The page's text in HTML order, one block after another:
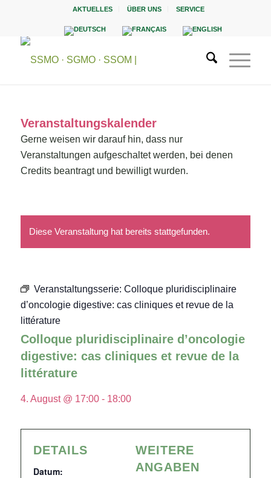
AKTUELLES ÜBER UNS SERVICE
Veranstaltungskalender
Gerne weisen wir darauf hin, dass nur
Veranstaltungen aufgeschaltet werden, bei denen
Credits beantragt und bewilligt wurden.
Diese Veranstaltung hat bereits stattgefunden.
Veranstaltungsserie: Colloque pluridisciplinaire
d’oncologie digestive: cas cliniques et revue de la
littérature
Colloque pluridisciplinaire d’oncologie
digestive: cas cliniques et revue de la
littérature
4. August @ 17:00- 18:00
DETAILS
Datum:
WEITERE
ANGABEN